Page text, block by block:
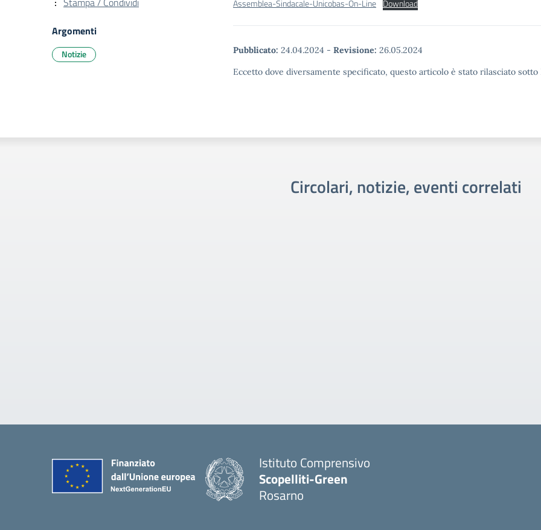
Assemblea-Sindacale-Unicobas-On-Line Download
Pubblicato: 24.04.2024 - Revisione: 26.05.2024
Eccetto dove diversamente specificato, questo articolo è stato rilasciato
Argomenti
Notizie
Circolari, notizie, eventi correlati
Istituto Comprensivo
Scopelliti-Green
Rosarno